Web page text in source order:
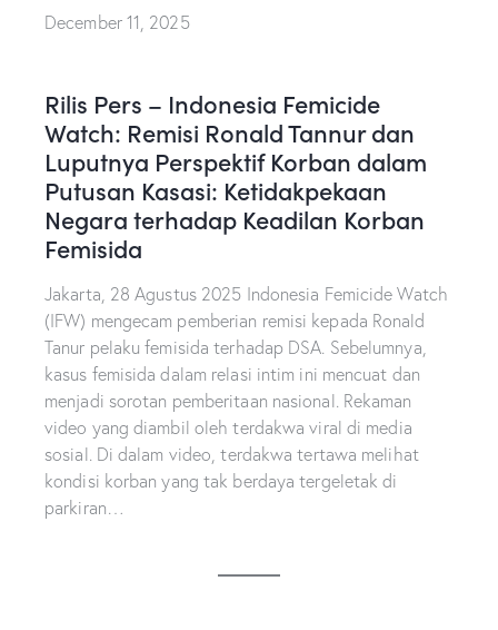
December 11, 2025
Rilis Pers – Indonesia Femicide
Watch: Remisi Ronald Tannur dan
Luputnya Perspektif Korban dalam
Putusan Kasasi: Ketidakpekaan
Negara terhadap Keadilan Korban
Femisida
Jakarta, 28 Agustus 2025 Indonesia Femicide Watch
(IFW) mengecam pemberian remisi kepada Ronald
Tanur pelaku femisida terhadap DSA. Sebelumnya,
kasus femisida dalam relasi intim ini mencuat dan
menjadi sorotan pemberitaan nasional. Rekaman
video yang diambil oleh terdakwa viral di media
sosial. Di dalam video, terdakwa tertawa melihat
kondisi korban yang tak berdaya tergeletak di
parkiran…